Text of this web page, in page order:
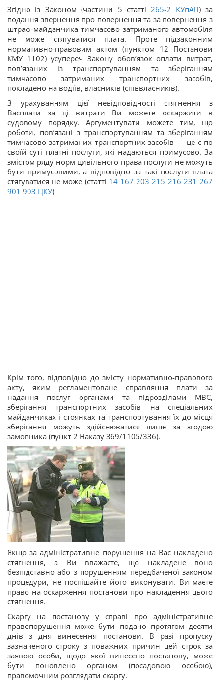
Згідно із Законом (частини 5 статті 265-2 КУпАП) за
подання звернення про повернення та за повернення з
штраф-майданчика тимчасово затриманого автомобіля
не може стягуватися плата. Проте підзаконним
нормативно-правовим актом (пунктом 12 Постанови
КМУ 1102) усупереч Закону обов’язок оплати витрат,
пов’язаних із транспортуванням та зберіганням
тимчасово затриманих транспортних засобів,
покладено на водіїв, власників (співвласників).
З урахуванням цієї невідповідності стягнення з
Васплати за ці витрати Ви можете оскаржити в
судовому порядку. Аргументувати можете тим, що
роботи, пов’язані з транспортуванням та зберіганням
тимчасово затриманих транспортних засобів — це є по
своїй суті платні послуги, які надаються примусово. За
змістом ряду норм цивільного права послуги не можуть
бути примусовими, а відповідно за такі послуги плата
стягуватися не може (статті 14 167 203 215 216 231 267
901 903 ЦКУ).
Крім того, відповідно до змісту нормативно-правового
акту, яким регламентоване справляння плати за
надання послуг органами та підрозділами МВС,
зберігання транспортних засобів на спеціальних
майданчиках і стоянках та транспортування їх до місця
зберігання можуть здійснюватися лише за згодою
замовника (пункт 2 Наказу 369/1105/336).
Якщо за адміністративне порушення на Вас накладено
стягнення, а Ви вважаєте, що накладене воно
безпідставно або з порушенням передбаченої законом
процедури, не поспішайте його виконувати. Ви маєте
право на оскарження постанови про накладення цього
стягнення.
Скаргу на постанову у справі про адміністративне
правопорушення може бути подано протягом десяти
днів з дня винесення постанови. В разі пропуску
зазначеного строку з поважних причин цей строк за
заявою особи, щодо якої винесено постанову, може
бути поновлено органом (посадовою особою),
правомочним розглядати скаргу.